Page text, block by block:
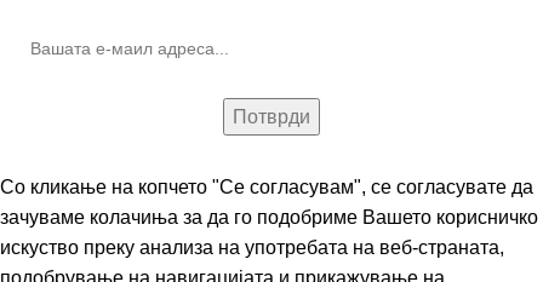
Со кликање на копчето "Се согласувам", се согласувате да
зачуваме колачиња за да го подобриме Вашето корисничко
искуство преку анализа на употребата на веб-страната,
подобрување на навигацијата и прикажување на